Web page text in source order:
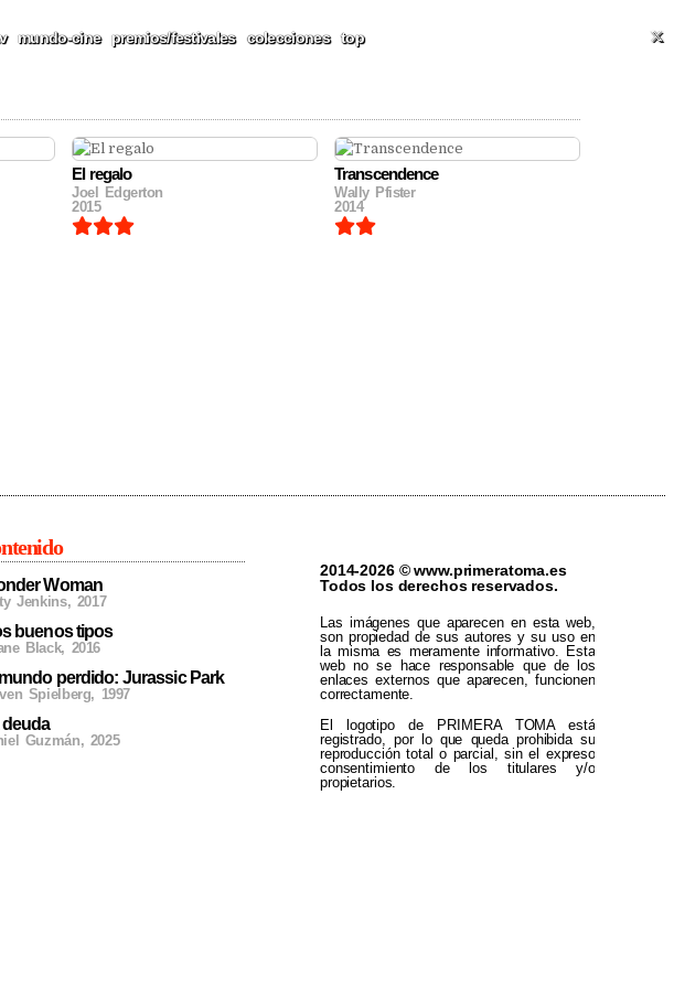
FESTIVALES Y MÁS
mundo-cine premios/festivales colecciones top
El regalo
Joel Edgerton
2015
Transcendence
Wally Pfister
2014
Woman
Jenkins, 2017
buenos tipos
Black, 2016
perdido: Jurassic Park
Spielberg, 1997
deuda
Guzmán, 2025
2014-2026 © www.primeratoma.es
Todos los derechos reservados.
Las imágenes que aparecen en esta web,
son propiedad de sus autores y su uso en
la misma es meramente informativo. Esta
web no se hace responsable que de los
enlaces externos que aparecen, funcionen
correctamente.
El logotipo de PRIMERA TOMA está
registrado, por lo que queda prohibida su
reproducción total o parcial, sin el expreso
consentimiento de los titulares y/o
propietarios.